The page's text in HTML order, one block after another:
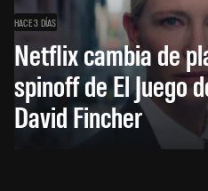
HACE 3 DÍAS
Netflix cambia de
spinoff de El Juego
David Fincher